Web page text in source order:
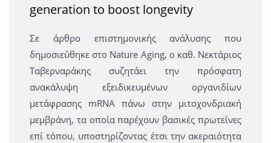
generation to boost longevity
Σε άρθρο επιστημονικής ανάλυσης που
δημοσιεύθηκε στο Nature Aging, ο καθ. Νεκτάριος
Ταβερναράκης συζητάει την πρόσφατη
ανακάλυψη εξειδικευμένων οργανιδίων
μετάφρασης mRNA πάνω στην μιτοχονδριακή
μεμβράνη, τα οποία παρέχουν βασικές πρωτεΐνες
επί τόπου, υποστηρίζοντας έτσι την ακεραιότητα